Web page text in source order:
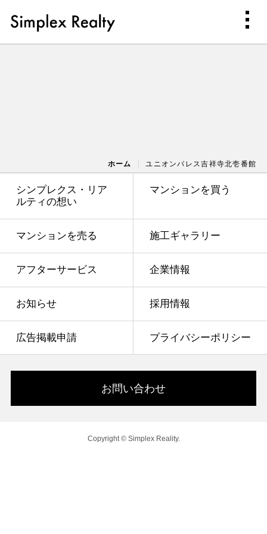
ホーム ユニオンパレス吉祥寺北壱番館
シンプレクス・リア
ルティの想い
マンションを買う
マンションを売る 施工ギャラリー
アフターサービス 企業情報
お知らせ 採用情報
広告掲載申請 プライバシーポリシー
お問い合わせ
Copyright © Simplex Reality.